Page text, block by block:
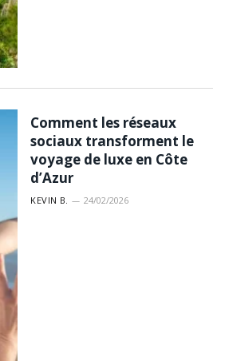
Comment les réseaux
sociaux transforment le
voyage de luxe en Côte
d’Azur
KEVIN B. 24/02/2026